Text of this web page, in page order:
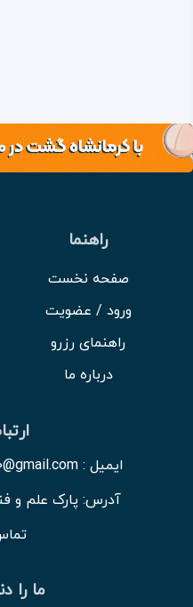
راهنما
صفحه نخست
ورود / عضویت
راهنمای رزرو
درباره ما
ایمیل : kermanshahgasht2020@gmail.com
آدرس: پارک علم و
ما را